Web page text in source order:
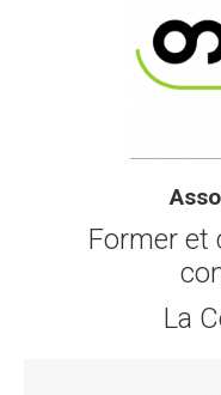
Former et
La